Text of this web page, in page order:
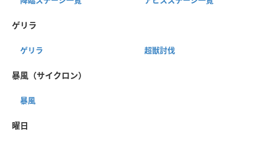
ゲリラ
ゲリラ 超獣討伐
暴風（サイクロン）
暴風
曜日